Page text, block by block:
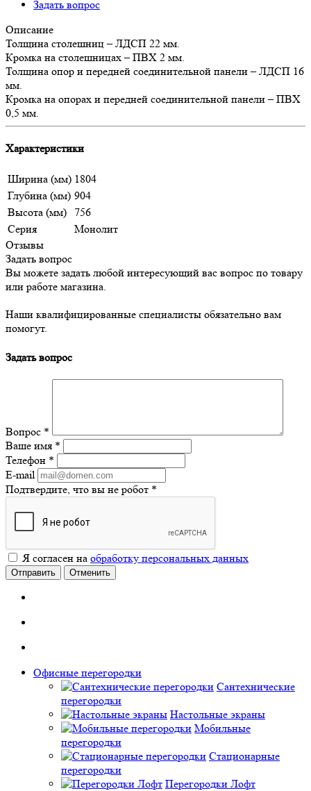
Задать вопрос
Описание
Толщина столешниц – ЛДСП 22 мм.
Кромка на столешницах – ПВХ 2 мм.
Толщина опор и передней соединительной панели – ЛДСП 16
мм.
Кромка на опорах и передней соединительной панели – ПВХ
0,5 мм.
Характеристики
Ширина (мм) 1804
Глубина (мм) 904
Высота (мм) 756
Серия
Монолит
Отзывы
Задать вопрос
Вы можете задать любой интересующий вас вопрос по товару
или работе магазина.
Наши квалифицированные специалисты обязательно вам
помогут.
Задать вопрос
Вопрос *
Ваше имя *
Телефон *
E-mail
Подтвердите, что вы не робот *
Я согласен на обработку персональных данных
Отправить Отменить
Офисные перегородки
Сантехнические
перегородки
Настольные экраны
Мобильные
перегородки
Стационарные
перегородки
Перегородки Лофт